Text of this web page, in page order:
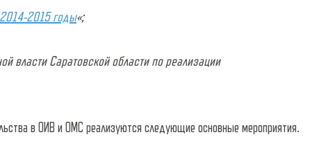
2015 годы«;
власти Саратовской области по реализации
в ОИВ и ОМС реализуются следующие основные мероприятия.